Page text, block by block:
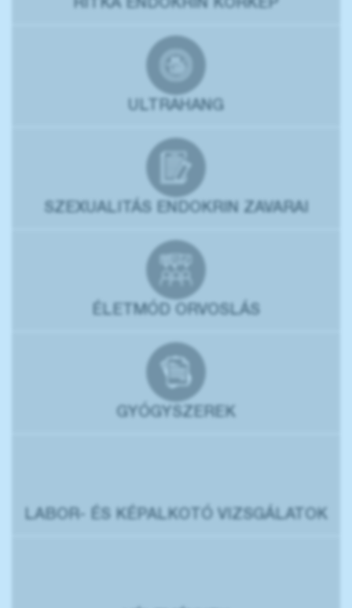
RITKA ENDOKRIN KÓRKÉP
ULTRAHANG
SZEXUALITÁS ENDOKRIN ZAVARAI
ÉLETMÓD ORVOSLÁS
GYÓGYSZEREK
LABOR- ÉS KÉPALKOTÓ VIZSGÁLATOK